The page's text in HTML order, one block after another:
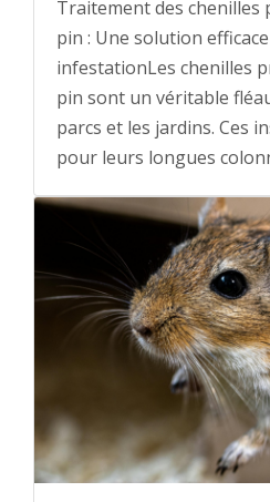
Traitement des chenilles
pin : Une solution
infestationLes chenilles
pin sont un véritable
parcs et les jardins. Ces
pour leurs longues